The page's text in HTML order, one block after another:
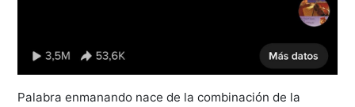
Palabra enmanando nace de la combinación de la